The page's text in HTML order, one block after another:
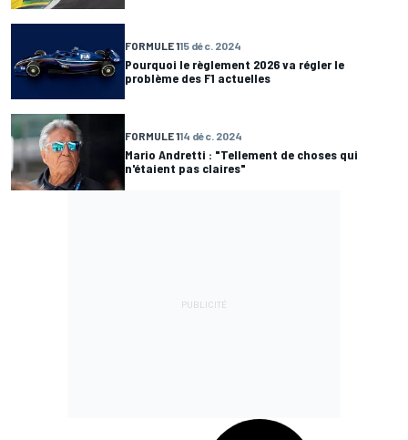
FORMULE 115 déc. 2024
Pourquoi le règlement 2026 va régler le
problème des F1 actuelles
FORMULE 114 déc. 2024
Mario Andretti : "Tellement de choses qui
n'étaient pas claires"